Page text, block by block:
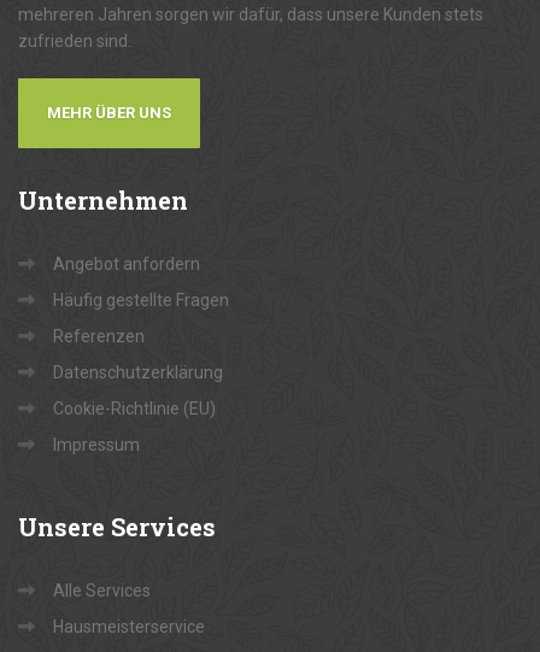
mehreren Jahren sorgen wir dafür, dass unsere Kunden stets
zufrieden sind.
MEHR ÜBER UNS
Unternehmen
Angebot anfordern
Häufig gestellte Fragen
Referenzen
Datenschutzerklärung
Cookie-Richtlinie (EU)
Impressum
Unsere Services
Alle Services
Hausmeisterservice